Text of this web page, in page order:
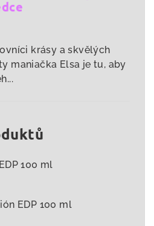
krásy a skvělých
maniačka Elsa je tu, aby
100 ml
EDP 100 ml